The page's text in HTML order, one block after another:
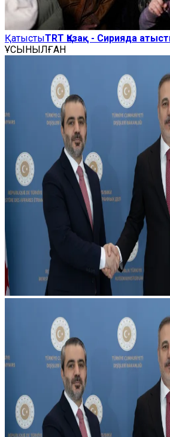
ҚатыстыTRT Қазақ - Сирияда
ҰСЫНЫЛҒАН